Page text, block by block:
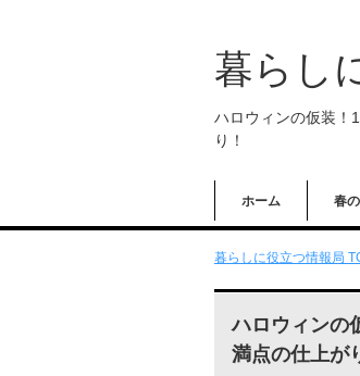
暮らし
ハロウィンの仮装！
り！
ホーム 春
暮らしに役立つ情報局
ハロウィンの
満点の仕上が